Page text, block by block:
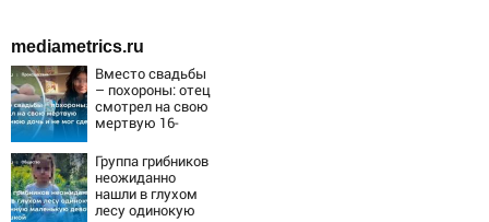
mediametrics.ru
Вместо свадьбы
– похороны: отец
смотрел на свою
мертвую 16-
мог сдержать
слезы
Группа грибников
неожиданно
нашли в глухом
лесу одинокую